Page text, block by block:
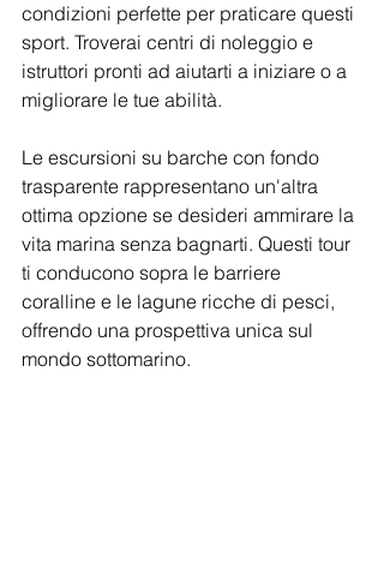
condizioni perfette per praticare questi
sport. Troverai centri di noleggio e
istruttori pronti ad aiutarti a iniziare o a
migliorare le tue abilità.
Le escursioni su barche con fondo
trasparente rappresentano un'altra
ottima opzione se desideri ammirare la
vita marina senza bagnarti. Questi tour
ti conducono sopra le barriere
coralline e le lagune ricche di pesci,
offrendo una prospettiva unica sul
mondo sottomarino.